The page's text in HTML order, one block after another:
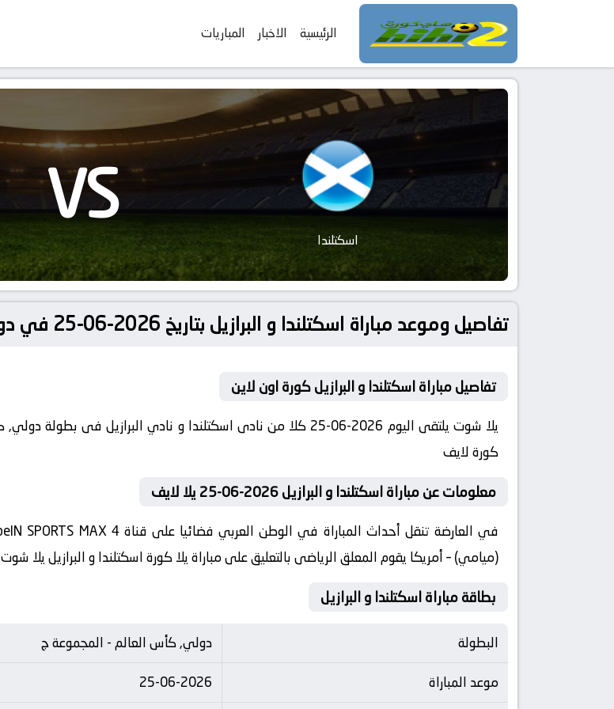
الرئيسية الاخبار المباريات
اسكتلندا VS
تفاصيل وموعد مباراة اسكتلندا و البرازيل بتاريخ 2026-06-25 في دوري دولي, كأس العالم – المجموعة ج
تفاصيل مباراة اسكتلندا و البرازيل كورة اون لاين
كورة لايف
معلومات عن مباراة اسكتلندا و البرازيل 2026-06-25 يلا لايف
(ميامي) – أمريكا يقوم المعلق الرياضى بالتعليق على مباراة يلا كورة اسكتلندا و البرازيل يلا شوت
بطاقة مباراة اسكتلندا و البرازيل
البطولة
دولي, كأس العالم - المجموعة ج
موعد المباراة
25-06-2026